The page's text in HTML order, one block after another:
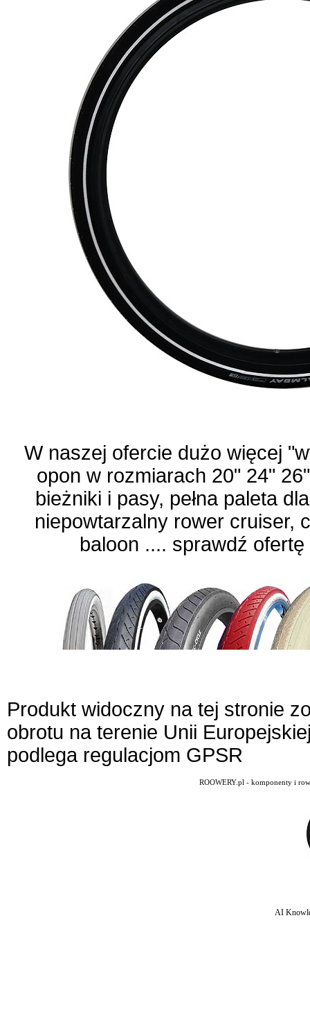
W naszej ofercie dużo więcej
opon w rozmiarach 20" 24"
bieżniki i pasy, pełna paleta
niepowtarzalny rower cruiser,
baloon .... sprawdź
Produkt widoczny na tej stronie
obrotu na terenie Unii
podlega regulacjom GPSR
ROOWERY.pl - komponenty i
AI